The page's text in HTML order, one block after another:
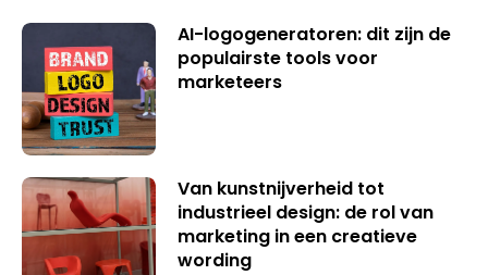
AI-logogeneratoren: dit zijn de
populairste tools voor
marketeers
Van kunstnijverheid tot
industrieel design: de rol van
marketing in een creatieve
wording